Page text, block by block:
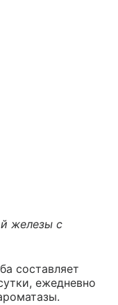
железы с
составляет
ежедневно